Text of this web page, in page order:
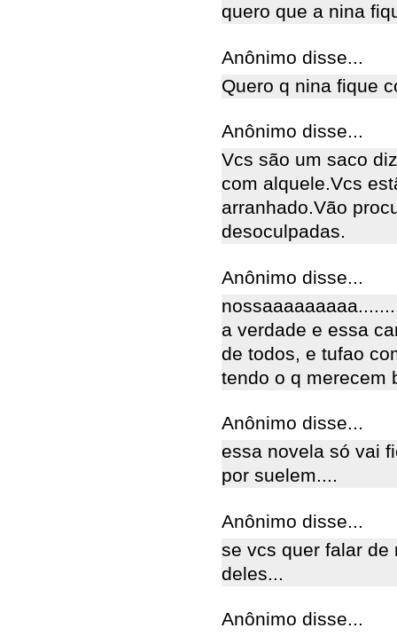
quero que a nina
Anônimo disse...
Quero q nina fique
Anônimo disse...
Vcs são um saco
com alquele.Vcs
arranhado.Vão
desoculpadas.
Anônimo disse...
a verdade e essa
de todos, e tufao
tendo o q merecem
Anônimo disse...
essa novela só vai
por suelem....
Anônimo disse...
se vcs quer falar de
deles...
Anônimo disse...